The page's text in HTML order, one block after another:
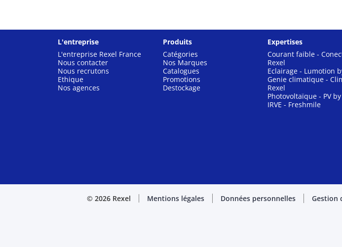
L'entreprise
L'entreprise Rexel France
Nous contacter
Nous recrutons
Ethique
Nos agences
Produits
Catégories
Nos Marques
Catalogues
Promotions
Destockage
Expertises
Courant faible -
Rexel
Eclairage - Lumotion
Genie climatique -
Rexel
Photovoltaïque - PV
IRVE - Freshmile
© 2026 Rexel Mentions légales Données personnelles Gestion